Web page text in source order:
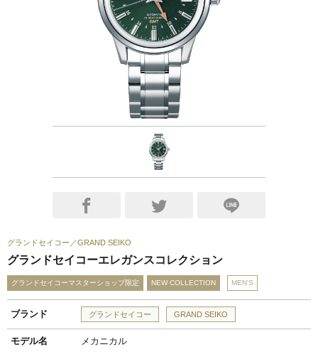
グランドセイコー GRAND SEIKO
グランドセイコーエレガンスコレクション
グランドセイコーマスターショップ限定 NEW COLLECTION MEN'S
ブランド グランドセイコー GRAND SEIKO
モデル名 メカニカル